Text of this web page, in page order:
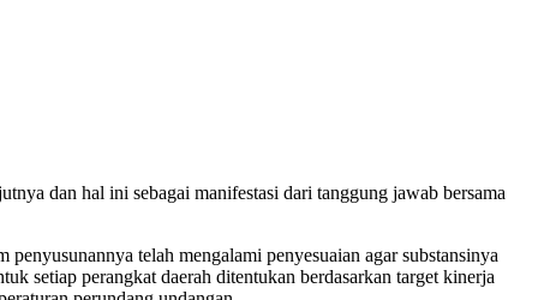
dan hal ini sebagai manifestasi dari tanggung jawab bersama
telah mengalami penyesuaian agar substansinya
setiap perangkat daerah ditentukan berdasarkan target kinerja